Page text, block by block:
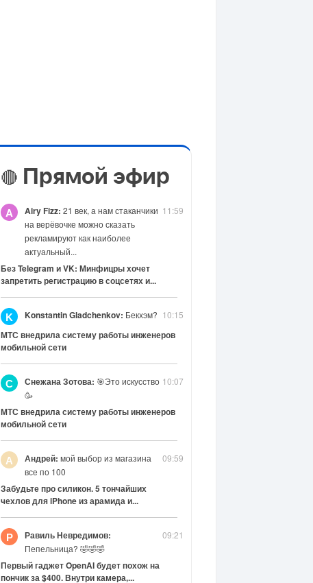
🔴 Прямой эфир
11:59
A Airy Fizz: 21 век, а нам стаканчики
на верёвочке можно сказать
рекламируют как наиболее
актуальный...
Без Telegram и VK: Минфицры хочет
запретить регистрацию в соцсетях и...
10:15
K Konstantin Gladchenkov: Бекхэм?
МТС внедрила систему работы инженеров
мобильной сети
10:07
С Снежана Зотова: 🎯Это искусство
🥳
МТС внедрила систему работы инженеров
мобильной сети
09:59
А Андрей: мой выбор из магазина
все по 100
Забудьте про силикон. 5 тончайших
чехлов для iPhone из арамида и...
09:21
Р Равиль Невредимов:
Пепельница? 🤣🤣🤣
Первый гаджет OpenAI будет похож на
пончик за $400. Внутри камера,...